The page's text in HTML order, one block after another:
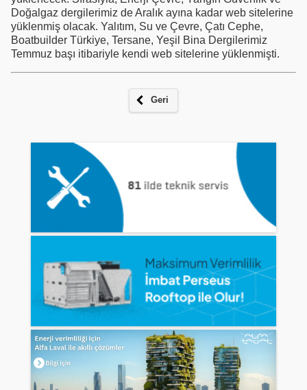
Doğalgaz dergilerimiz de Aralık ayına kadar web sitelerine
yüklenmiş olacak. Yalıtım, Su ve Çevre, Çatı Cephe,
Boatbuilder Türkiye, Tersane, Yeşil Bina Dergilerimiz
Temmuz başı itibariyle kendi web sitelerine yüklenmişti.
Geri